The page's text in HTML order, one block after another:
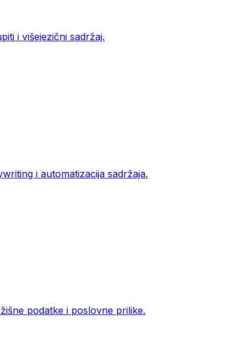
i višejezični sadržaj.
i automatizacija sadržaja.
podatke i poslovne prilike.